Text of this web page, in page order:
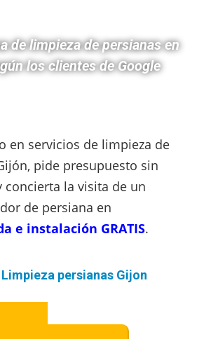
de limpieza de persianas en
los clientes de Google
en servicios de limpieza de
pide presupuesto sin
la visita de un
de persiana en
e instalación GRATIS.
persianas Gijon